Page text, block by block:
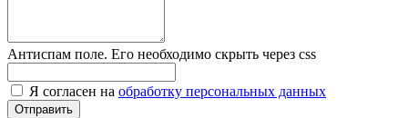
Антиспам поле. Его необходимо скрыть через css
Я согласен на обработку персональных данных